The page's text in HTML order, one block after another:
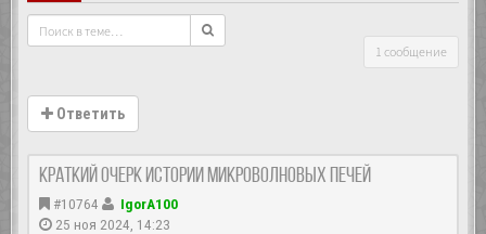
1 сообщение
Ответить
Краткий очерк истории микроволновых печей
#10764
IgorA100
25 ноя 2024, 14:23